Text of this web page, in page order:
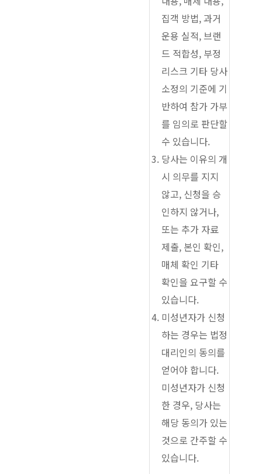
집객 방법, 과거
운용 실적, 브랜
드 적합성, 부정
리스크 기타 당사
소정의 기준에 기
반하여 참가 가부
를 임의로 판단할
수 있습니다.
당사는 이유의 개
시 의무를 지지
않고, 신청을 승
인하지 않거나,
또는 추가 자료
제출, 본인 확인,
매체 확인 기타
확인을 요구할 수
있습니다.
미성년자가 신청
하는 경우는 법정
대리인의 동의를
얻어야 합니다.
미성년자가 신청
한 경우, 당사는
해당 동의가 있는
것으로 간주할 수
있습니다.